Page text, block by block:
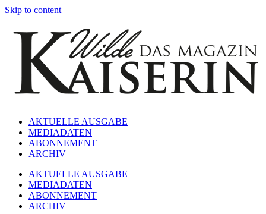
Skip to content
AKTUELLE AUSGABE
MEDIADATEN
ABONNEMENT
ARCHIV
AKTUELLE AUSGABE
MEDIADATEN
ABONNEMENT
ARCHIV